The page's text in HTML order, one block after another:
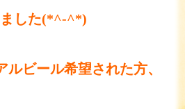
した(*^-^*)
ルビール希望された方、